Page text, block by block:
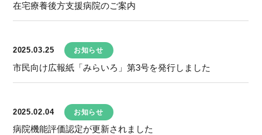
在宅療養後方支援病院のご案内
2025.03.25 お知らせ
市民向け広報紙「みらいろ」第3号を発行しました
2025.02.04 お知らせ
病院機能評価認定が更新されました